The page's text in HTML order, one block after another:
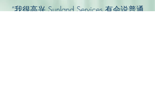
“我很高兴 Sunland Services 有会说普通